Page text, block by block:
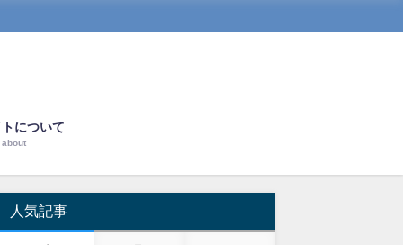
について
about
人気記事